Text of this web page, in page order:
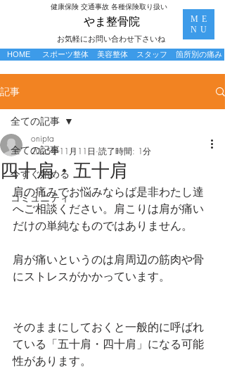
お気軽にお問い合わせ下さいね
​やま整骨院
​健康保険 交通事故 各種保険取り扱い
ME
NU
スポーツ整体 美容整体 箇所別の痛み
HOME スタッフ
記事
全ての記事
今すぐ始める
コミュニティ
全ての記事
四十肩・五十肩
onipta
2025年11月11日 読了時間: 1分
肩の痛みでお悩みならば是非わたし達
へご相談ください。肩こりは肩が痛い
だけの単純なものではありません。
肩が痛いというのは肩周辺の筋肉や骨
にストレスがかかっています。
そのままにしておくと一般的に呼ばれ
ている「五十肩・四十肩」になる可能
性があります。